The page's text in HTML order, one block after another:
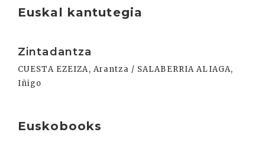
Euskal kantutegia
Zintadantza
CUESTA EZEIZA, Arantza / SALABERRIA ALIAGA,
Iñigo
Euskobooks